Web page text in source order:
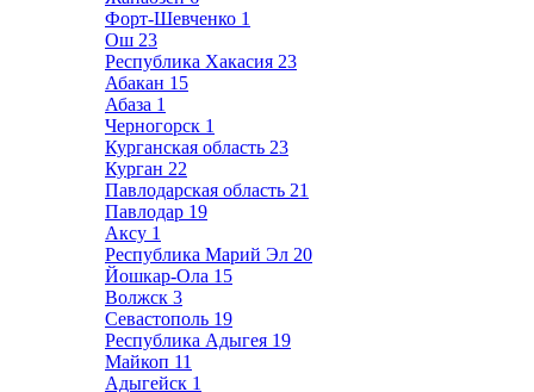
Форт-Шевченко 1
Ош 23
Республика Хакасия 23
Абакан 15
Абаза 1
Черногорск 1
Курганская область 23
Курган 22
Павлодарская область 21
Павлодар 19
Аксу 1
Республика Марий Эл 20
Йошкар-Ола 15
Волжск 3
Севастополь 19
Республика Адыгея 19
Майкоп 11
Адыгейск 1